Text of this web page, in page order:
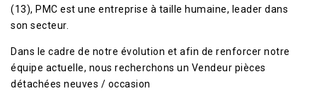
(13), PMC est une entreprise à taille humaine, leader dans
son secteur.
Dans le cadre de notre évolution et afin de renforcer notre
équipe actuelle, nous recherchons un Vendeur pièces
détachées neuves / occasion